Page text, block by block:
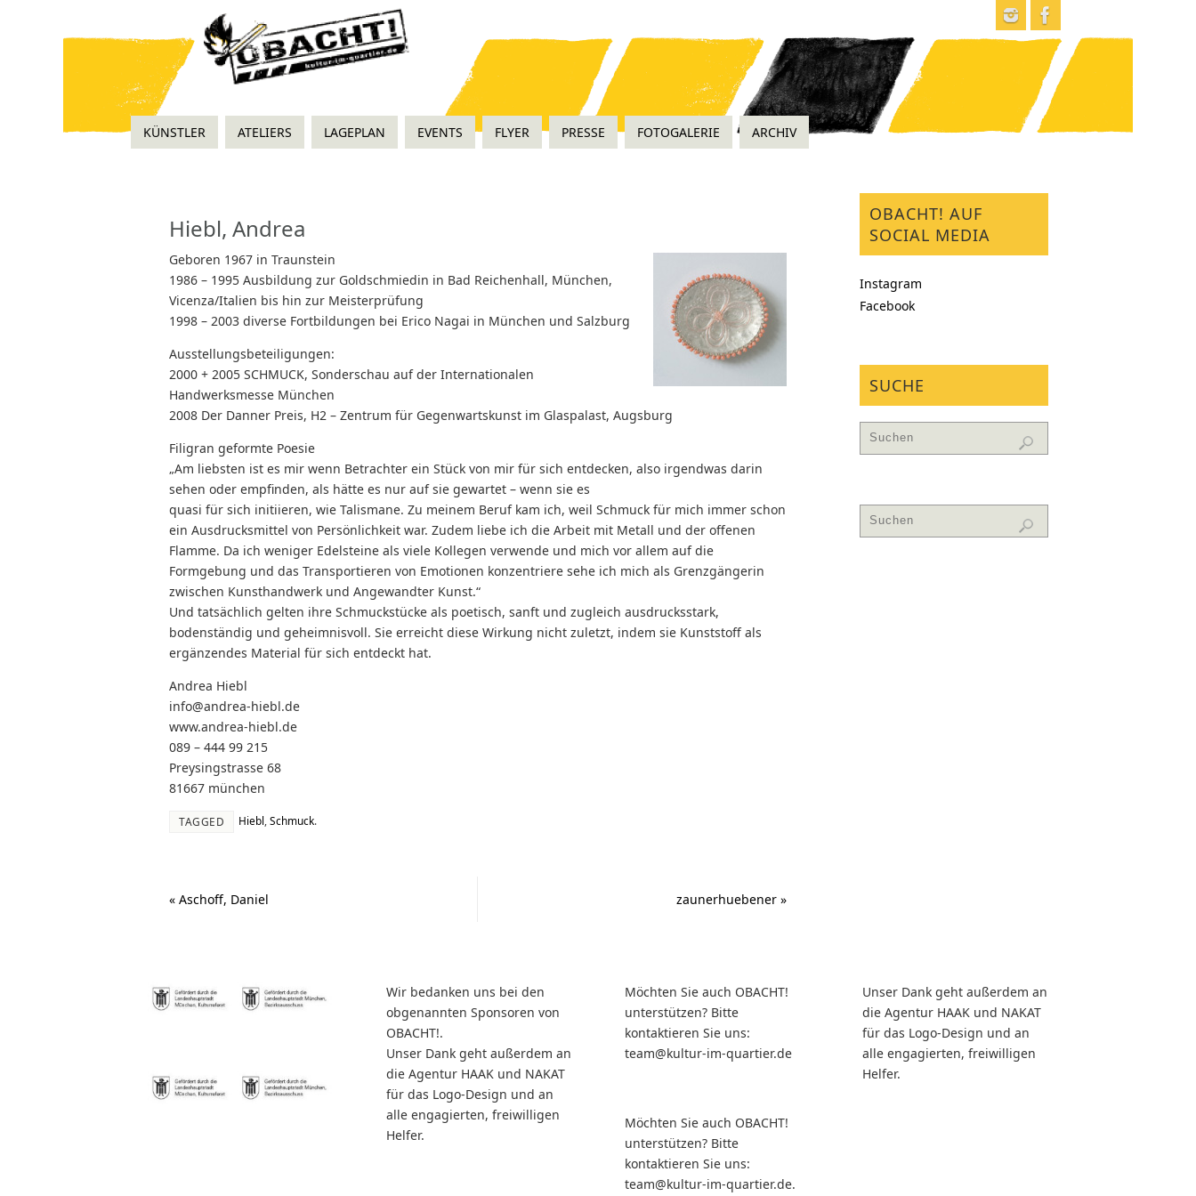
KÜNSTLER ATELIERS LAGEPLAN EVENTS FLYER PRESSE FOTOGALERIE ARCHIV
Hiebl, Andrea
Geboren 1967 in Traunstein
1986 – 1995 Ausbildung zur Goldschmiedin in Bad Reichenhall, München,
Vicenza/Italien bis hin zur Meisterprüfung
1998 – 2003 diverse Fortbildungen bei Erico Nagai in München und Salzburg
Ausstellungsbeteiligungen:
2000 + 2005 SCHMUCK, Sonderschau auf der Internationalen
Handwerksmesse München
2008 Der Danner Preis, H2 – Zentrum für Gegenwartskunst im Glaspalast, Augsburg
Filigran geformte Poesie
„Am liebsten ist es mir wenn Betrachter ein Stück von mir für sich entdecken, also irgendwas darin
sehen oder empfinden, als hätte es nur auf sie gewartet – wenn sie es
quasi für sich initiieren, wie Talismane. Zu meinem Beruf kam ich, weil Schmuck für mich immer schon
ein Ausdrucksmittel von Persönlichkeit war. Zudem liebe ich die Arbeit mit Metall und der offenen
Flamme. Da ich weniger Edelsteine als viele Kollegen verwende und mich vor allem auf die
Formgebung und das Transportieren von Emotionen konzentriere sehe ich mich als Grenzgängerin
zwischen Kunsthandwerk und Angewandter Kunst.“
Und tatsächlich gelten ihre Schmuckstücke als poetisch, sanft und zugleich ausdrucksstark,
bodenständig und geheimnisvoll. Sie erreicht diese Wirkung nicht zuletzt, indem sie Kunststoff als
ergänzendes Material für sich entdeckt hat.
Andrea Hiebl
info@andrea-hiebl.de
www.andrea-hiebl.de
089 – 444 99 215
Preysingstrasse 68
81667 münchen
TAGGED Hiebl Schmuck.
« Aschoff, Daniel zaunerhuebener »
OBACHT! AUF
SOCIAL MEDIA
Instagram
Facebook
SUCHE
Wir bedanken uns bei den
obgenannten Sponsoren von
OBACHT!.
Unser Dank geht außerdem an
die Agentur HAAK und NAKAT
für das Logo-Design und an
alle engagierten, freiwilligen
Helfer.
Möchten Sie auch OBACHT!
unterstützen? Bitte
kontaktieren Sie uns:
team@kultur-im-quartier.de
Möchten Sie auch OBACHT!
unterstützen? Bitte
kontaktieren Sie uns:
team@kultur-im-quartier.de.
Unser Dank geht außerdem an
die Agentur HAAK und NAKAT
für das Logo-Design und an
alle engagierten, freiwilligen
Helfer.